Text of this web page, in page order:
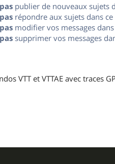
publier de nouveaux sujets
répondre aux sujets dans
modifier vos messages
supprimer vos messages
VTT et VTTAE avec traces